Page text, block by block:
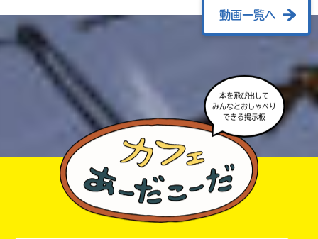
動画一覧へ
みんなとおしゃべり
できる掲示板